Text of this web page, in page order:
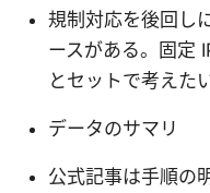
規制対応を後回し
ースがある。固定
とセットで考えたい
データのサマリ
公式記事は手順の